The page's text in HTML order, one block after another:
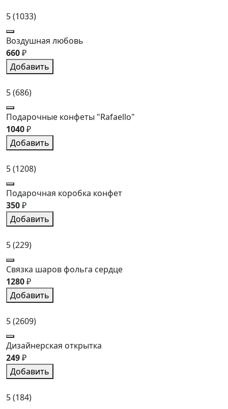
5(1033)
Воздушная любовь
660₽
Добавить
5(686)
Подарочные конфеты "Rafaello"
1040₽
Добавить
5(1208)
Подарочная коробка конфет
350₽
Добавить
5(229)
Связка шаров фольга сердце
1280₽
Добавить
5(2609)
Дизайнерская открытка
249₽
Добавить
5(184)